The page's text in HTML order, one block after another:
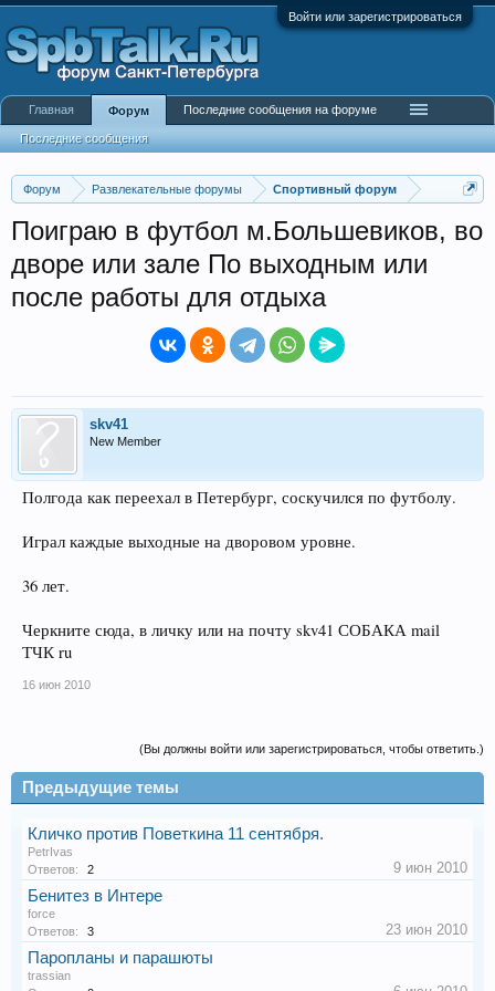
Войти или зарегистрироваться
Форум Развлекательные форумы Спортивный форум
Поиграю в футбол м.Большевиков, во
дворе или зале По выходным или
после работы для отдыха
skv41
New Member
Полгода как переехал в Петербург, соскучился по футболу.
Играл каждые выходные на дворовом уровне.
36 лет.
Черкните сюда, в личку или на почту skv41 СОБАКА mail
ТЧК ru
16 июн 2010
(Вы должны войти или зарегистрироваться, чтобы ответить.)
Предыдущие темы
Кличко против Поветкина 11 сентября.
PetrIvas
Ответов:
2 9 июн 2010
Бенитез в Интере
force
Ответов:
3 23 июн 2010
Паропланы и парашюты
trassian
Главная Форум
Последние сообщения
Последние сообщения на форуме